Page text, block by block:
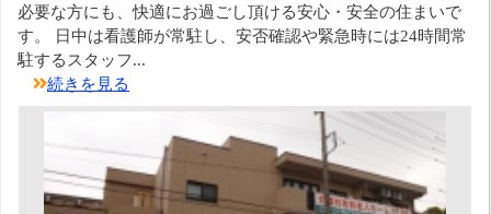
必要な方にも、快適にお過ごし頂ける安心・安全の住まいで
す。 日中は看護師が常駐し、安否確認や緊急時には24時間常
駐するスタッフ...
続きを見る